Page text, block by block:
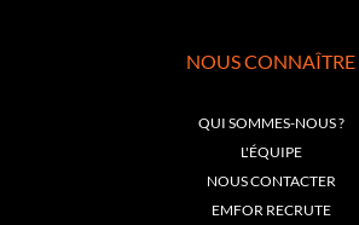
NOUS CONNAÎTRE
QUI SOMMES-NOUS ?
L'ÉQUIPE
NOUS CONTACTER
EMFOR RECRUTE